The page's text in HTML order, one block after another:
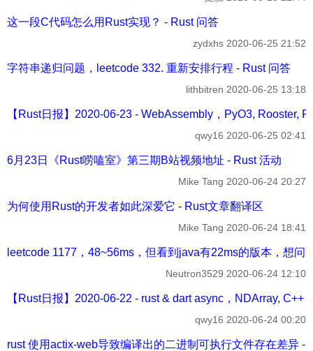
这一段C代码怎么用Rust实现？ - Rust 问答
zydxhs 2020-06-25 21:52
字符串递归问题，leetcode 332. 重新安排行程 - Rust 问答
lithbitren 2020-06-25 13:18
【Rust日报】2020-06-23 - WebAssembly，PyO3, Rooster,
qwy16 2020-06-25 02:41
6月23日《Rust唠嗑室》第三期B站视频地址 - Rust 活动
Mike Tang 2020-06-24 20:27
为何使用Rust的开发者如此深爱它 - Rust文章翻译区
Mike Tang 2020-06-24 18:41
leetcode 1177，48~56ms，但看到java有22ms的版本，想问
Neutron3529 2020-06-24 12:10
【Rust日报】2020-06-22 - rust & dart async，NDArray,
qwy16 2020-06-24 00:20
rust 使用actix-web导致编译出的二进制可执行文件存在差异 -